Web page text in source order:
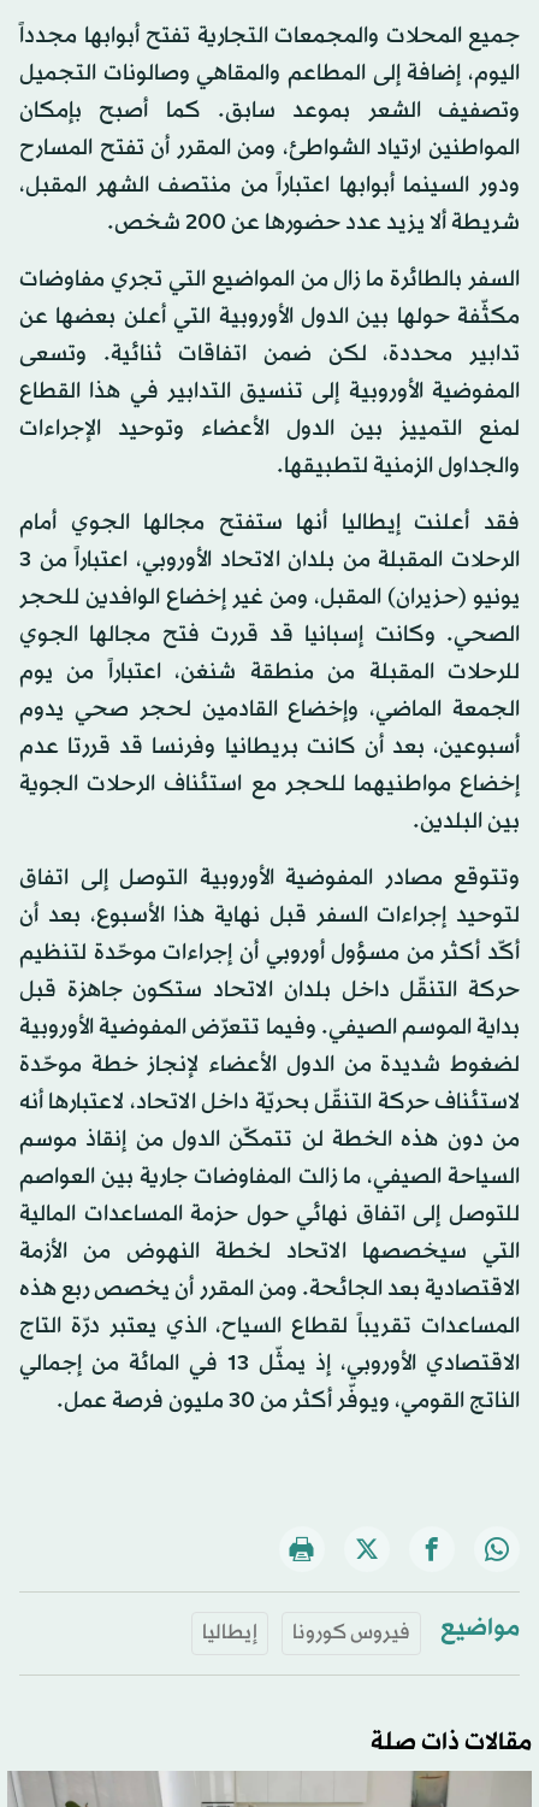
جميع المحلات والمجمعات التجارية تفتح أبوابها مجدداً
اليوم، إضافة إلى المطاعم والمقاهي وصالونات التجميل
وتصفيف الشعر بموعد سابق. كما أصبح بإمكان
المواطنين ارتياد الشواطئ، ومن المقرر أن تفتح المسارح
ودور السينما أبوابها اعتباراً من منتصف الشهر المقبل،
شريطة ألا يزيد عدد حضورها عن ٢٠٠ شخص.
السفر بالطائرة ما زال من المواضيع التي تجري مفاوضات
مكثّفة حولها بين الدول الأوروبية التي أعلن بعضها عن
تدابير محددة، لكن ضمن اتفاقات ثنائية. وتسعى
المفوضية الأوروبية إلى تنسيق التدابير في هذا القطاع
لمنع التمييز بين الدول الأعضاء وتوحيد الإجراءات
والجداول الزمنية لتطبيقها.
فقد أعلنت إيطاليا أنها ستفتح مجالها الجوي أمام
الرحلات المقبلة من بلدان الاتحاد الأوروبي، اعتباراً من ٣
يونيو (حزيران) المقبل، ومن غير إخضاع الوافدين للحجر
الصحي. وكانت إسبانيا قد قررت فتح مجالها الجوي
للرحلات المقبلة من منطقة شنغن، اعتباراً من يوم
الجمعة الماضي، وإخضاع القادمين لحجر صحي يدوم
أسبوعين، بعد أن كانت بريطانيا وفرنسا قد قررتا عدم
إخضاع مواطنيهما للحجر مع استئناف الرحلات الجوية
بين البلدين.
وتتوقع مصادر المفوضية الأوروبية التوصل إلى اتفاق
لتوحيد إجراءات السفر قبل نهاية هذا الأسبوع، بعد أن
أكّد أكثر من مسؤول أوروبي أن إجراءات موحّدة لتنظيم
حركة التنقّل داخل بلدان الاتحاد ستكون جاهزة قبل
بداية الموسم الصيفي. وفيما تتعرّض المفوضية الأوروبية
لضغوط شديدة من الدول الأعضاء لإنجاز خطة موحّدة
لاستئناف حركة التنقّل بحريّة داخل الاتحاد، لاعتبارها أنه
من دون هذه الخطة لن تتمكّن الدول من إنقاذ موسم
السياحة الصيفي، ما زالت المفاوضات جارية بين العواصم
للتوصل إلى اتفاق نهائي حول حزمة المساعدات المالية
التي سيخصصها الاتحاد لخطة النهوض من الأزمة
الاقتصادية بعد الجائحة. ومن المقرر أن يخصص ربع هذه
المساعدات تقريباً لقطاع السياح، الذي يعتبر درّة التاج
الاقتصادي الأوروبي، إذ يمثّل ١٣ في المائة من إجمالي
الناتج القومي، ويوفّر أكثر من ٣٠ مليون فرصة عمل.
مواضيع فيروس كورونا إيطاليا
مقالات ذات صلة